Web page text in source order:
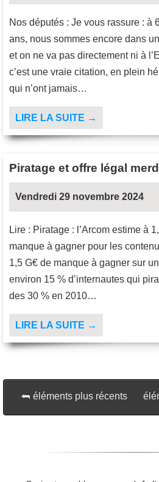
Nos députés : Je vous rassure : à
ans, nous sommes encore dans
et on ne va pas directement ni à
c’est une vraie citation, en plein
qui n’ont jamais…
LIRE LA SUITE →
Piratage et offre légal
Vendredi 29 novembre 2024
Lire : Piratage : l’Arcom estime à
manque à gagner pour les
1,5 G€ de manque à gagner sur
environ 15 % d’internautes qui
des 30 % en 2010…
LIRE LA SUITE →
éléments plus récents